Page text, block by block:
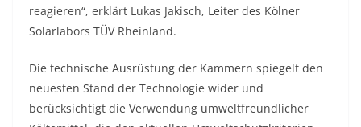
reagieren“, erklärt Lukas Jakisch, Leiter des Kölner
Solarlabors TÜV Rheinland.
Die technische Ausrüstung der Kammern spiegelt den
neuesten Stand der Technologie wider und
berücksichtigt die Verwendung umweltfreundlicher